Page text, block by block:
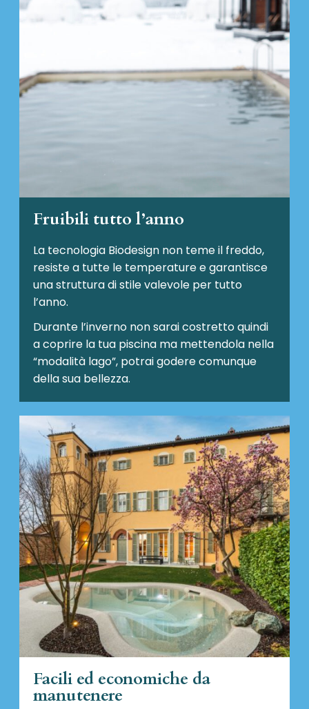
Fruibili tutto l’anno
La tecnologia Biodesign non teme il freddo,
resiste a tutte le temperature e garantisce
una struttura di stile valevole per tutto
l’anno.
Durante l’inverno non sarai costretto quindi
a coprire la tua piscina ma mettendola nella
“modalità lago”, potrai godere comunque
della sua bellezza.
Facili ed economiche da
manutenere